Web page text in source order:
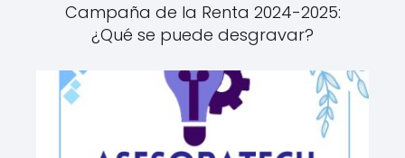
Campaña de la Renta 2024-2025:
¿Qué se puede desgravar?